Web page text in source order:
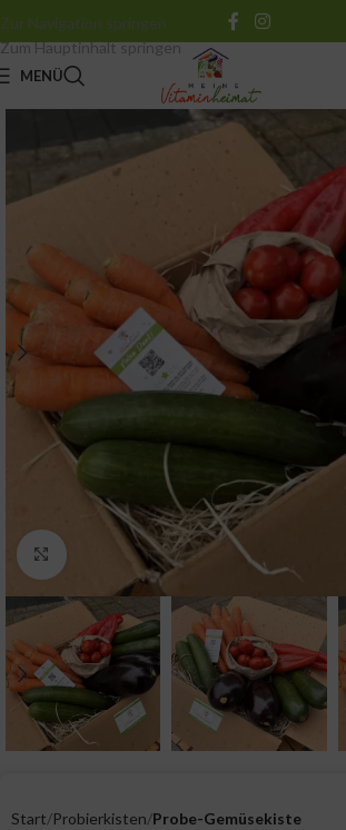
Zur Navigation springen
Zum Hauptinhalt springen
MENÜ
Zum Vergrößern klicken
Start Probierkisten Probe-Gemüsekiste